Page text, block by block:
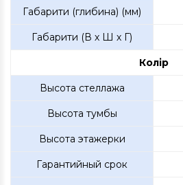
Габарити (глибина) (мм)
Габарити (В х Ш х Г)
Колір
Высота стеллажа
Высота тумбы
Высота этажерки
Гарантийный срок